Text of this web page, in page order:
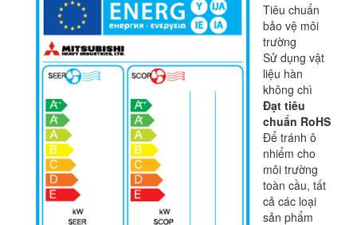
Tiêu chuẩn
bảo vệ môi
trường
Sử dụng vật
liệu hàn
không chì
Đạt tiêu
chuẩn RoHS
Để tránh ô
nhiểm cho
môi trường
toàn cầu, tất
cả các loại
sản phẩm